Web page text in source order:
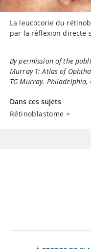
La leucocorie du
par la réflexion directe
By permission of the
Murray T:Atlas of
TG Murray.
Dans ces sujets
Rétinoblastome >